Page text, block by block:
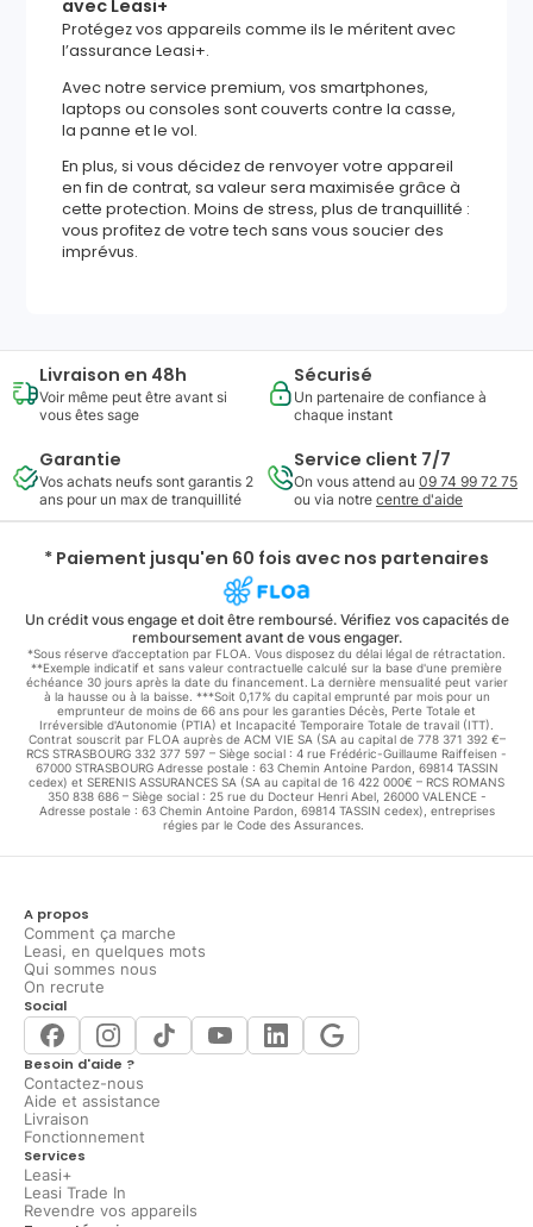
avec Leasi+
Protégez vos appareils comme ils le méritent avec
l’assurance Leasi+.
Avec notre service premium, vos smartphones,
laptops ou consoles sont couverts contre la casse,
la panne et le vol.
En plus, si vous décidez de renvoyer votre appareil
en fin de contrat, sa valeur sera maximisée grâce à
cette protection. Moins de stress, plus de tranquillité :
vous profitez de votre tech sans vous soucier des
imprévus.
Livraison en 48h
Voir même peut être avant si
vous êtes sage
Sécurisé
Un partenaire de confiance à
chaque instant
Garantie
Vos achats neufs sont garantis 2
ans pour un max de tranquillité
Service client 7/7
On vous attend au 09 74 99 72 75
ou via notre centre d'aide
* Paiement jusqu'en 60 fois avec nos partenaires
Un crédit vous engage et doit être remboursé. Vérifiez vos capacités de
remboursement avant de vous engager.
*Sous réserve d’acceptation par FLOA. Vous disposez du délai légal de rétractation.
**Exemple indicatif et sans valeur contractuelle calculé sur la base d'une première
échéance 30 jours après la date du financement. La dernière mensualité peut varier
à la hausse ou à la baisse. ***Soit 0,17% du capital emprunté par mois pour un
emprunteur de moins de 66 ans pour les garanties Décès, Perte Totale et
Irréversible d'Autonomie (PTIA) et Incapacité Temporaire Totale de travail (ITT).
Contrat souscrit par FLOA auprès de ACM VIE SA (SA au capital de 778 371 392 €–
RCS STRASBOURG 332 377 597 – Siège social : 4 rue Frédéric-Guillaume Raiffeisen -
67000 STRASBOURG Adresse postale : 63 Chemin Antoine Pardon, 69814 TASSIN
cedex) et SERENIS ASSURANCES SA (SA au capital de 16 422 000€ – RCS ROMANS
350 838 686 – Siège social : 25 rue du Docteur Henri Abel, 26000 VALENCE -
Adresse postale : 63 Chemin Antoine Pardon, 69814 TASSIN cedex), entreprises
régies par le Code des Assurances.
A propos
Comment ça marche
Leasi, en quelques mots
Qui sommes nous
On recrute
Social
Besoin d'aide ?
Contactez-nous
Aide et assistance
Livraison
Fonctionnement
Services
Leasi+
Leasi Trade In
Revendre vos appareils